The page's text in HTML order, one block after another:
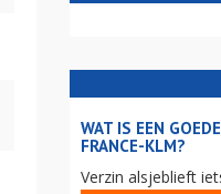
WAT IS EEN
FRANCE-KLM?
Verzin alsjeblieft